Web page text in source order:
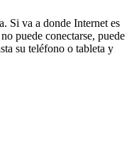
Si va a donde Internet es
puede conectarse, puede
su teléfono o tableta y